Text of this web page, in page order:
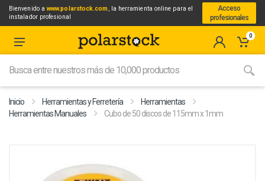
Bienvenido awww.polarstock.com, la herramienta online para el
instalador profesional
Acceso
profesionales
0
Inicio Herramientas y Ferretería
Herramientas
Herramientas Manuales
Cubo de 50 discos de 115mm x 1mm